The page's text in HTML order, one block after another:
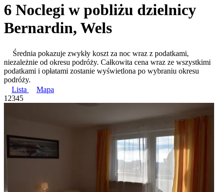
6 Noclegi w pobliżu dzielnicy
Bernardin, Wels
Średnia pokazuje zwykły koszt za noc wraz z podatkami,
niezależnie od okresu podróży. Całkowita cena wraz ze wszystkimi
podatkami i opłatami zostanie wyświetlona po wybraniu okresu
podróży.
Lista
Mapa
1 2345